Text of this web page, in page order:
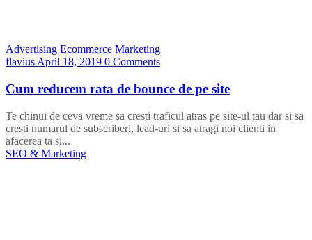
Advertising Ecommerce Marketing
flavius April 18, 2019 0 Comments
Cum reducem rata de bounce de pe site
Te chinui de ceva vreme sa cresti traficul atras pe site-ul tau dar si sa
cresti numarul de subscriberi, lead-uri si sa atragi noi clienti in
afacerea ta si...
SEO & Marketing